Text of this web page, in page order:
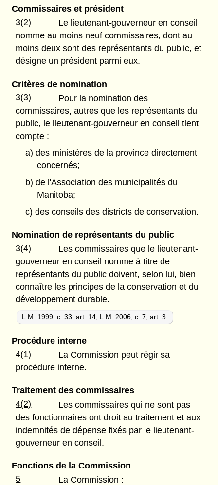
Commissaires et président
3(2)
Le lieutenant-gouverneur en conseil
nomme au moins neuf commissaires, dont au
moins deux sont des représentants du public, et
désigne un président parmi eux.
Critères de nomination
3(3)
Pour la nomination des
commissaires, autres que les représentants du
public, le lieutenant-gouverneur en conseil tient
compte :
a) des ministères de la province directement
concernés;
b) de l'Association des municipalités du
Manitoba;
c) des conseils des districts de conservation.
Nomination de représentants du public
3(4)
Les commissaires que le lieutenant-
gouverneur en conseil nomme à titre de
représentants du public doivent, selon lui, bien
connaître les principes de la conservation et du
développement durable.
L.M. 1999, c. 33, art. 14; L.M. 2006, c. 7, art. 3.
Procédure interne
4(1)
La Commission peut régir sa
procédure interne.
Traitement des commissaires
4(2)
Les commissaires qui ne sont pas
des fonctionnaires ont droit au traitement et aux
indemnités de dépense fixés par le lieutenant-
gouverneur en conseil.
Fonctions de la Commission
5
La Commission :